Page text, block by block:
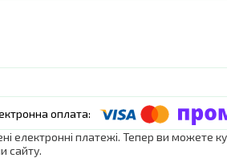
електронні платежі. Тепер ви можете
сайту.